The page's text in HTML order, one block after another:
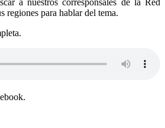
regiones para hablar del tema.